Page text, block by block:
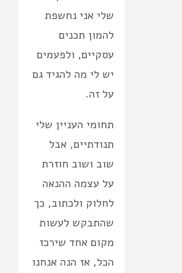
שלי אני נחשפת
להמון תכנים
עסקיים, ולפעמים
יש לי מה להגיד גם
על זה.
תחומי העניין שלי
תנודתיים, אבל
שוב ושוב חוזרת
על עצמה ההנאה
לחלוק ולכתוב, כך
שהתבקש לעשות
מקום אחד שירכז
הכל, אז הנה אנחנו